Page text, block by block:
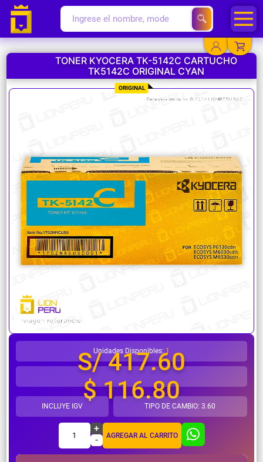
YA EXISTO
SOY NUEVO
¿Necesitas ayuda?
TONER KYOCERA TK-5142C CARTUCHO
TK5142C ORIGINAL CYAN
ORIGINAL
Unidades Disponibles:1
S/ 417.60
$ 116.80
INCLUYE IGV TIPO DE CAMBIO: 3.60
1
+
-
AGREGAR AL CARRITO